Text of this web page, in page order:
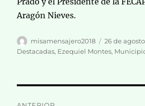
Aragón Nieves.
Autor
misamensajero2018
Publicado
el
26 de
Destacadas, Ezequiel Montes,